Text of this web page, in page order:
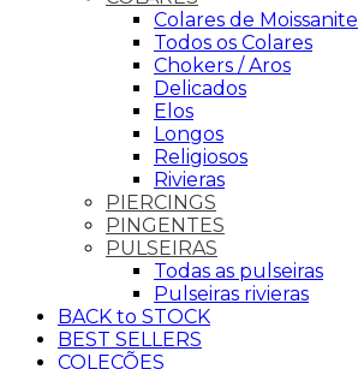
Colares de Moissanite
Todos os Colares
Chokers / Aros
Delicados
Elos
Longos
Religiosos
Rivieras
PIERCINGS
PINGENTES
PULSEIRAS
Todas as pulseiras
Pulseiras rivieras
BACK to STOCK
BEST SELLERS
COLEÇÕES